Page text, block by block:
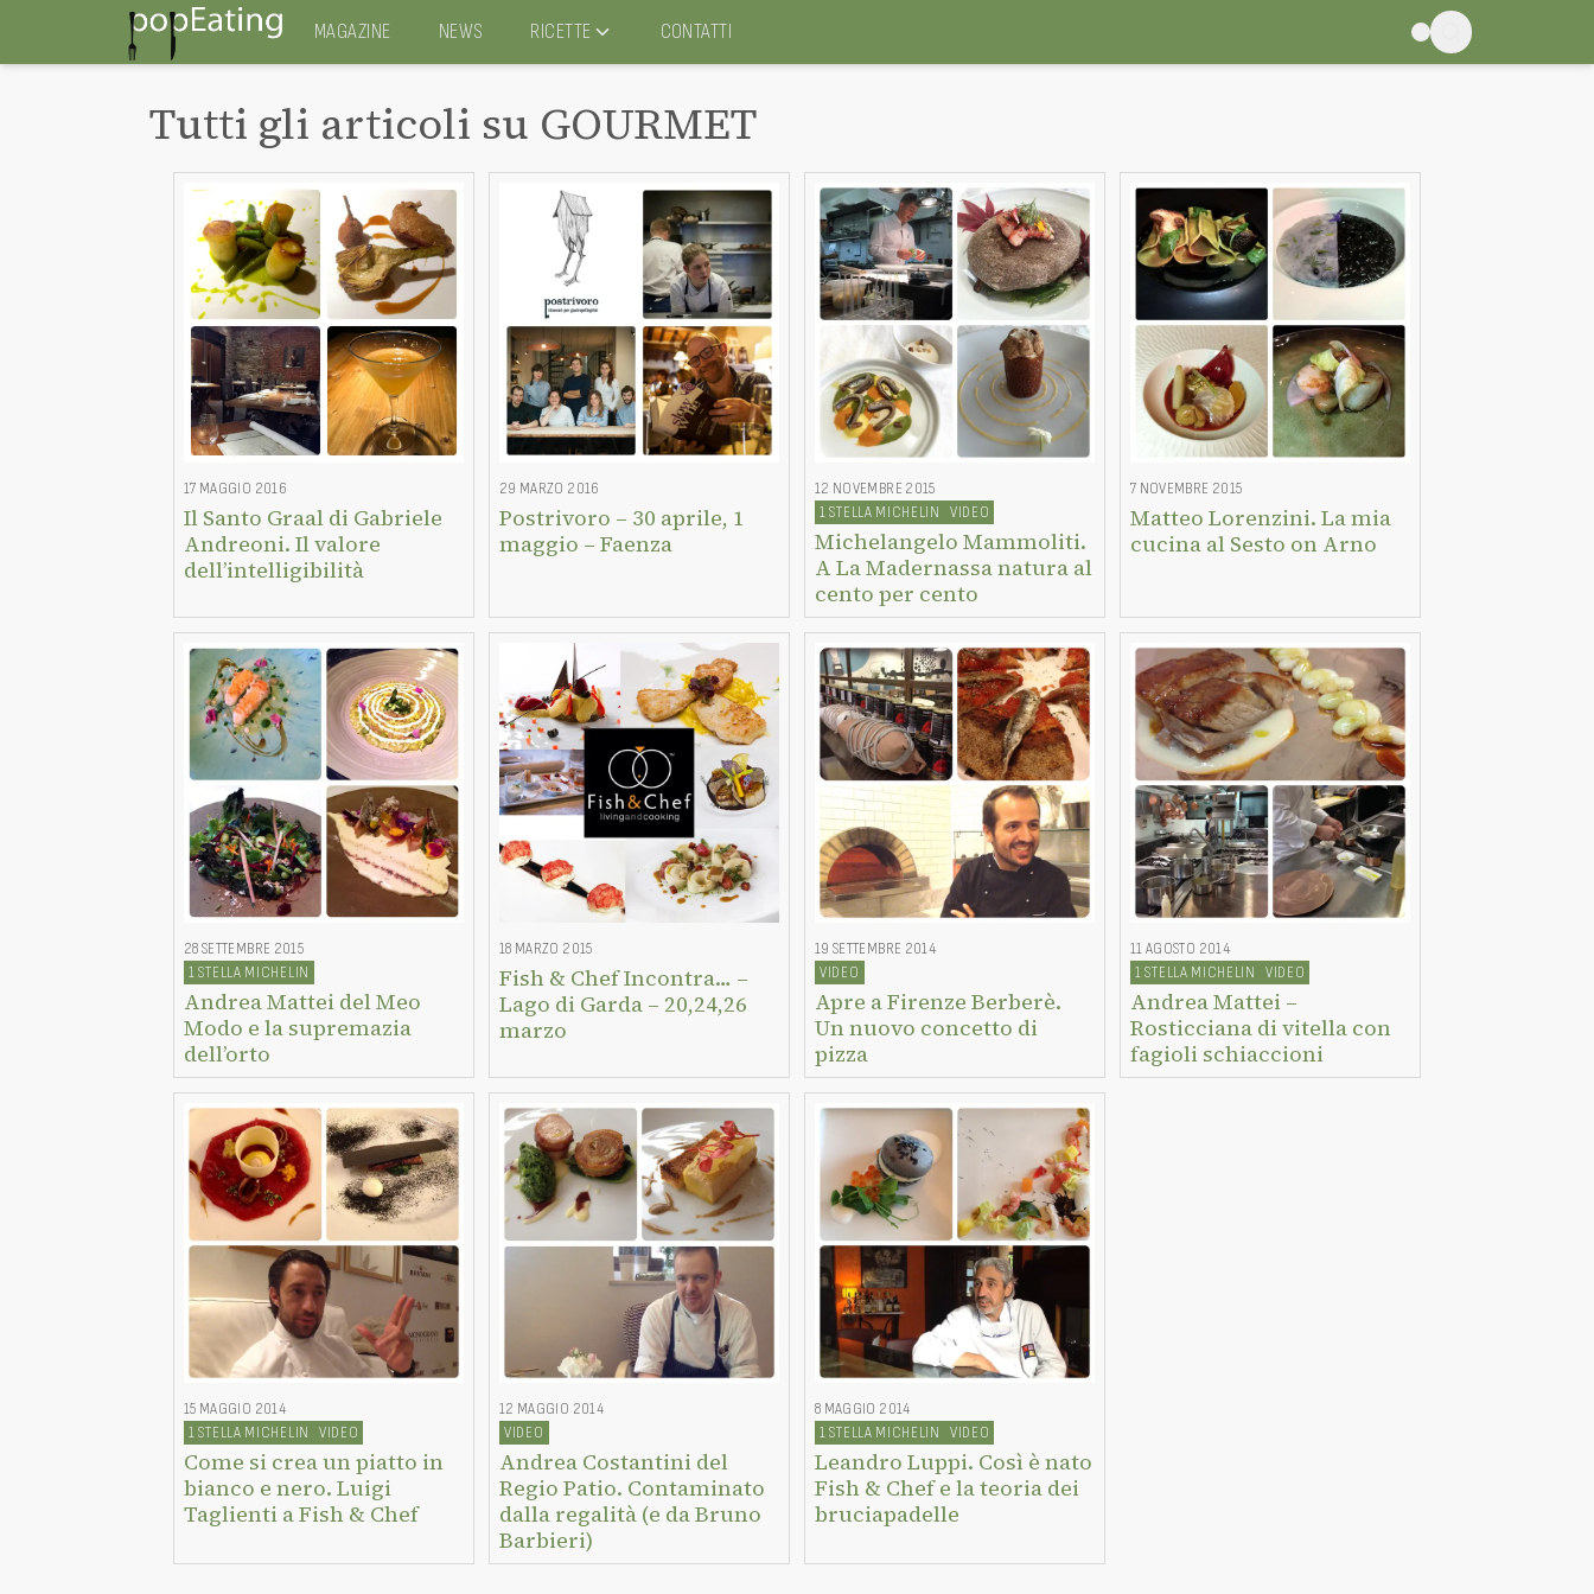
MAGAZINE NEWS RICETTE CONTATTI
Tutti gli articoli su GOURMET
17 MAGGIO 2016
Il Santo Graal di Gabriele
Andreoni. Il valore
dell’intelligibilità
29 MARZO 2016
Postrivoro – 30 aprile, 1
maggio – Faenza
12 NOVEMBRE 2015
1 STELLA MICHELIN VIDEO
Michelangelo Mammoliti.
A La Madernassa natura al
cento per cento
7 NOVEMBRE 2015
Matteo Lorenzini. La mia
cucina al Sesto on Arno
28 SETTEMBRE 2015
1 STELLA MICHELIN
Andrea Mattei del Meo
Modo e la supremazia
dell’orto
18 MARZO 2015
Fish & Chef Incontra… –
Lago di Garda – 20,24,26
marzo
19 SETTEMBRE 2014
VIDEO
Apre a Firenze Berberè.
Un nuovo concetto di
pizza
11 AGOSTO 2014
1 STELLA MICHELIN VIDEO
Andrea Mattei –
Rosticciana di vitella con
fagioli schiaccioni
15 MAGGIO 2014
1 STELLA MICHELIN VIDEO
Come si crea un piatto in
bianco e nero. Luigi
Taglienti a Fish & Chef
12 MAGGIO 2014
VIDEO
Andrea Costantini del
Regio Patio. Contaminato
dalla regalità (e da Bruno
Barbieri)
8 MAGGIO 2014
1 STELLA MICHELIN VIDEO
Leandro Luppi. Così è nato
Fish & Chef e la teoria dei
bruciapadelle